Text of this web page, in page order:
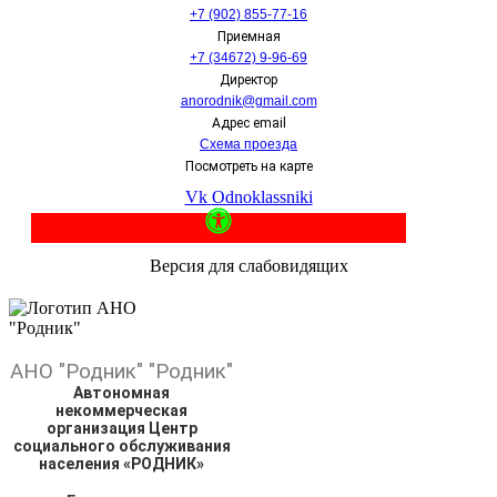
+7 (902) 855-77-16
Приемная
+7 (34672) 9-96-69
Директор
anorodnik@gmail.com
Адрес email
Схема проезда
Посмотреть на карте
Vk Odnoklassniki
Версия для слабовидящих
АНО "Родник" "Родник"
Автономная
некоммерческая
организация Центр
социального обслуживания
населения «РОДНИК»